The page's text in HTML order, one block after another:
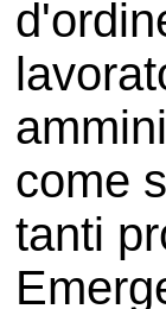
come
tanti